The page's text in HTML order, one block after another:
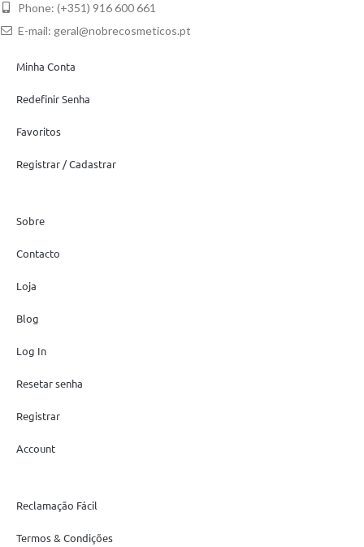
Phone: (+351) 916 600 661
E-mail: geral@nobrecosmeticos.pt
Minha Conta
Redefinir Senha
Favoritos
Registrar / Cadastrar
Sobre
Contacto
Loja
Blog
Log In
Resetar senha
Registrar
Account
Reclamação Fácil
Termos & Condições